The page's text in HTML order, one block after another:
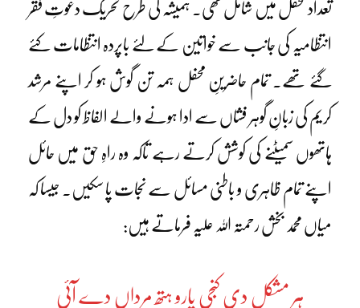
تعداد محفل میں شامل تھی۔ ہمیشہ کی طرح تحریک دعوتِ فقر
انتظامیہ کی جانب سے خواتین کے لئے باپردہ انتظامات کئے
گئے تھے۔ تمام حاضرینِ محفل ہمہ تن گوش ہو کر اپنے مرشد
کریم کی زبانِ گوہر فشاں سے ادا ہونے والے الفاظ کو دل کے
ہاتھوں سمیٹنے کی کوشش کرتے رہے تاکہ وہ راہِ حق میں حائل
اپنے تمام ظاہری و باطنی مسائل سے نجات پا سکیں۔ جیسا کہ
میاں محمد بخش رحمتہ اللہ علیہ فرماتے ہیں:
ہر مشکل دی کنجی یارو ہتھ مرداں دے آئی